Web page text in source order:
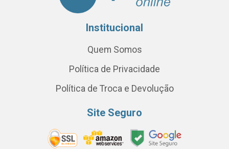
Institucional
Quem Somos
Política de Privacidade
Política de Troca e Devolução
Site Seguro